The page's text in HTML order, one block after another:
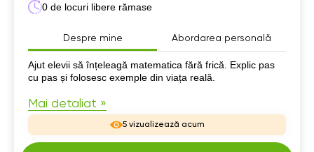
0 de locuri libere rămase
Despre mine Abordarea personală
Despre mine
Ajut elevii să înțeleagă matematica fără frică. Explic pas
cu pas și folosesc exemple din viața reală.
Mai detaliat »
5 vizualizează acum